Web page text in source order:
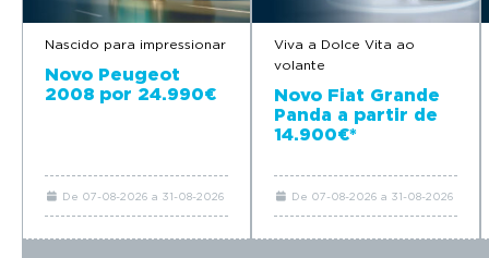
Nascido para impressionar
Novo Peugeot
2008 por 24.990€
De 07-08-2026 a 31-08-2026
Viva a Dolce Vita ao
volante
Novo Fiat Grande
Panda a partir de
14.900€*
De 07-08-2026 a 31-08-2026